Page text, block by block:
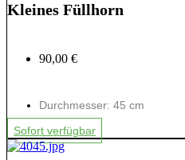
Kleines Füllhorn
90,00 €
Durchmesser: 45 cm
Sofort verfügbar